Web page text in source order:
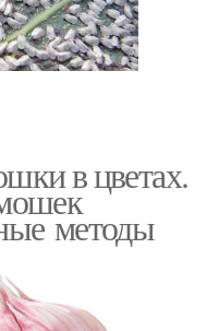
в цветах.
методы